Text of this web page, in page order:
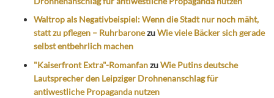
Waltrop als Negativbeispiel: Wenn die Stadt nur noch mäht,
statt zu pflegen – RuhrbaronezuWie viele Bäcker sich gerade
selbst entbehrlich machen
"Kaiserfront Extra"-RomanfanzuWie Putins deutsche
Lautsprecher den Leipziger Drohnenanschlag für
antiwestliche Propaganda nutzen